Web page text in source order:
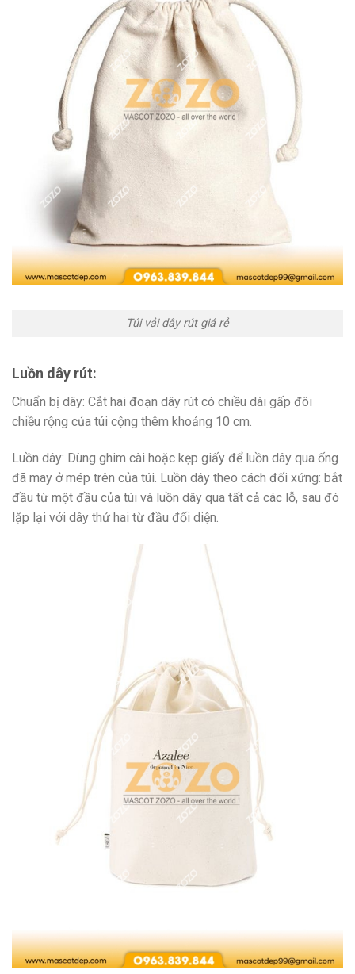
Túi vải dây rút giá rẻ
Luồn dây rút:
Chuẩn bị dây: Cắt hai đoạn dây rút có chiều dài gấp đôi
chiều rộng của túi cộng thêm khoảng 10 cm.
Luồn dây: Dùng ghim cài hoặc kẹp giấy để luồn dây qua ống
đã may ở mép trên của túi. Luồn dây theo cách đối xứng: bắt
đầu từ một đầu của túi và luồn dây qua tất cả các lỗ, sau đó
lặp lại với dây thứ hai từ đầu đối diện.